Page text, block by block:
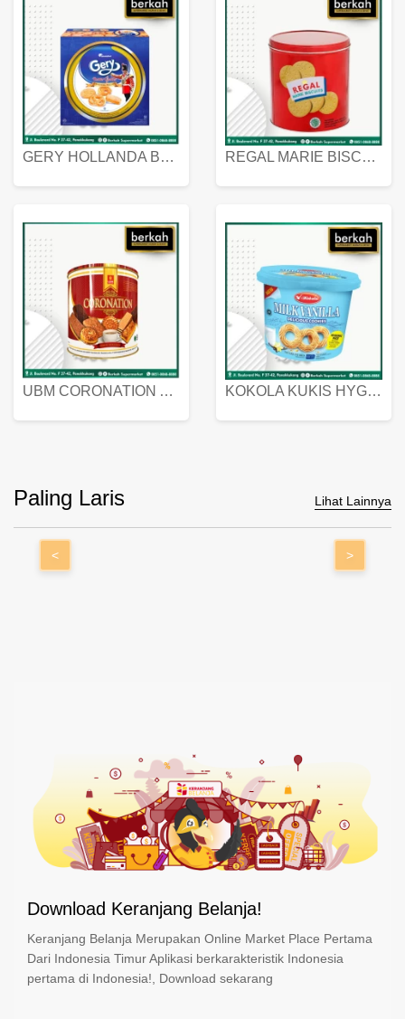
GERY HOLLANDA BUTTER COOKIES 450 GRAM REGAL MARIE BISCUIT KALENG 550 GRAM
UBM CORONATION ASSORTED BISKUIT KALENG 450 GRAM KOKOLA KUKIS HYGIENIC MILK VANILLA PACK 320 GR
Paling Laris Lihat Lainnya
< >
Download Keranjang Belanja!
Keranjang Belanja Merupakan Online Market Place Pertama
Dari Indonesia Timur Aplikasi berkarakteristik Indonesia
pertama di Indonesia!, Download sekarang